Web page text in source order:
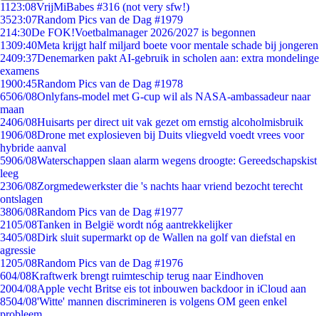
11 23:08VrijMiBabes #316 (not very sfw!)
3523:07Random Pics van de Dag #1979
214:30De FOK!Voetbalmanager 2026/2027 is begonnen
1309:40Meta krijgt half miljard boete voor mentale schade bij jongeren
2409:37Denemarken pakt AI-gebruik in scholen aan: extra mondelinge
examens
1900:45Random Pics van de Dag #1978
6506/08Onlyfans-model met G-cup wil als NASA-ambassadeur naar
maan
2406/08Huisarts per direct uit vak gezet om ernstig alcoholmisbruik
1906/08Drone met explosieven bij Duits vliegveld voedt vrees voor
hybride aanval
5906/08Waterschappen slaan alarm wegens droogte: Gereedschapskist
leeg
2306/08Zorgmedewerkster die 's nachts haar vriend bezocht terecht
ontslagen
3806/08Random Pics van de Dag #1977
2105/08Tanken in België wordt nóg aantrekkelijker
3405/08Dirk sluit supermarkt op de Wallen na golf van diefstal en
agressie
1205/08Random Pics van de Dag #1976
604/08Kraftwerk brengt ruimteschip terug naar Eindhoven
2004/08Apple vecht Britse eis tot inbouwen backdoor in iCloud aan
8504/08'Witte' mannen discrimineren is volgens OM geen enkel